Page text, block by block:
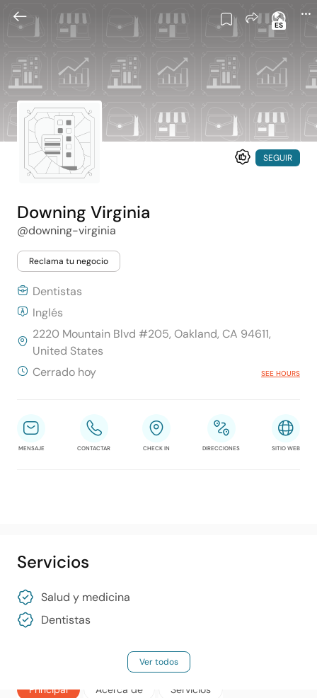
ES
SEGUIR
Downing Virginia
@downing-virginia
Reclama tu negocio
Dentistas
Inglés
2220 Mountain Blvd #205, Oakland, CA 94611,
United States
Cerrado hoy
SEE HOURS
MENSAJE CONTACTAR CHECK IN DIRECCIONES SITIO WEB
Principal Acerca de Servicios
Servicios
Salud y medicina
Dentistas
Ver todos